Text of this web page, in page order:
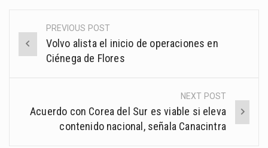
Post
navigation
PREVIOUS POST
Volvo alista el inicio de operaciones en
Ciénega de Flores
NEXT POST
Acuerdo con Corea del Sur es viable si eleva
contenido nacional, señala Canacintra